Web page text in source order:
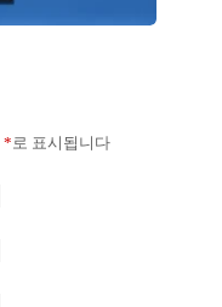
* 로 표시됩니다